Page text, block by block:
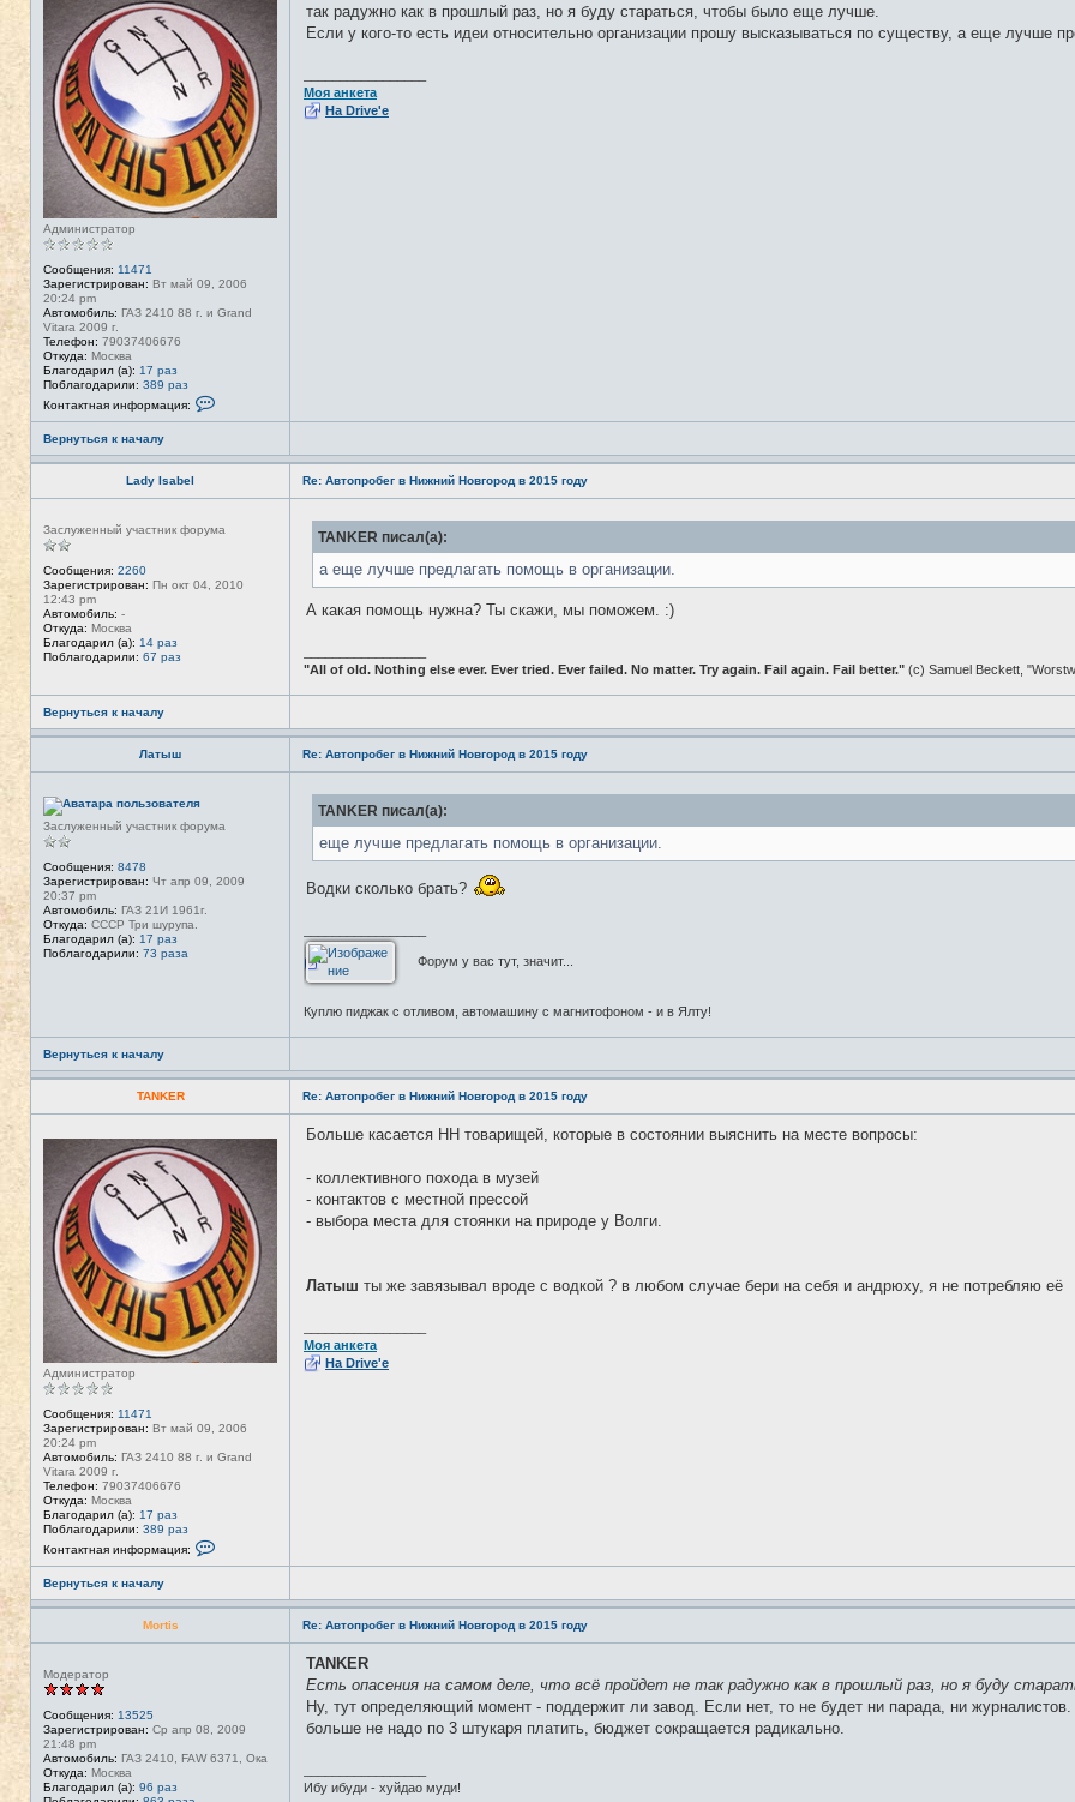
Администратор
Сообщения: 11471
Зарегистрирован: Вт май 09, 2006
20:24 pm
Автомобиль: ГАЗ 2410 88 г. и Grand
Vitara 2009 г.
Телефон: 79037406676
Откуда: Москва
Благодарил (а): 17 раз
Поблагодарили: 389 раз
Контактная информация:
н
а
н
я
о
о
ь
в
л
N
так радужно как в прошлый раз, но я буду стараться, чтобы было еще лучше.
Если у кого-то есть идеи относительно организации прошу высказываться по существу, а еще лучше
Моя анкета
На Drive'e
Вернуться к началу
Lady Isabel
е
в
с
е
т
и
Заслуженный участник форума
Сообщения: 2260
Зарегистрирован: Пн окт 04, 2010
12:43 pm
Автомобиль: -
Откуда: Москва
Благодарил (а): 14 раз
Поблагодарили: 67 раз
Re: Автопробег в Нижний Новгород в 2015 году
TANKER писал(а):
а еще лучше предлагать помощь в организации.
А какая помощь нужна? Ты скажи, мы поможем. :)
"All of old. Nothing else ever. Ever tried. Ever failed. No matter. Try again. Fail again. Fail better." (c) Samuel Beckett,
Вернуться к началу
Латыш
Н
е
в
с
е
т
и
Заслуженный участник форума
Сообщения: 8478
Зарегистрирован: Чт апр 09, 2009
20:37 pm
Автомобиль: ГАЗ 21И 1961г.
Откуда: CCCР Три шурупа.
Благодарил (а): 17 раз
Поблагодарили: 73 раза
Re: Автопробег в Нижний Новгород в 2015 году
TANKER писал(а):
еще лучше предлагать помощь в организации.
Водки сколько брать?
Форум у вас тут, значит...
Куплю пиджак с отливом, автомашину с магнитофоном - и в Ялту!
Вернуться к началу
TANKER
Н
Администратор
Сообщения: 11471
Зарегистрирован: Вт май 09, 2006
20:24 pm
Автомобиль: ГАЗ 2410 88 г. и Grand
Vitara 2009 г.
Телефон: 79037406676
Откуда: Москва
Благодарил (а): 17 раз
Поблагодарили: 389 раз
Контактная информация:
н
а
н
о
м
Re: Автопробег в Нижний Новгород в 2015 году
Больше касается НН товарищей, которые в состоянии выяснить на месте вопросы:
- коллективного похода в музей
- контактов с местной прессой
- выбора места для стоянки на природе у Волги.
Латыш ты же завязывал вроде с водкой ? в любом случае бери на себя и андрюху, я не потребляю её
Моя анкета
На Drive'e
Вернуться к началу
Mortis
е
в
с
е
т
и
Модератор
Сообщения: 13525
Зарегистрирован: Ср апр 08, 2009
21:48 pm
Автомобиль: ГАЗ 2410, FAW 6371, Ока
Откуда: Москва
Благодарил (а): 96 раз
Re: Автопробег в Нижний Новгород в 2015 году
TANKER
Есть опасения на самом деле, что всё пройдет не так радужно как в прошлый раз, но я буду
Ну, тут определяющий момент - поддержит ли завод. Если нет, то не будет ни парада, ни
больше не надо по 3 штукаря платить, бюджет сокращается радикально.
Ибу ибуди - хуйдао муди!